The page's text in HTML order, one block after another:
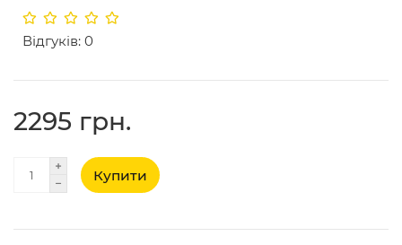
Відгуків: 0
2295 грн.
Купити